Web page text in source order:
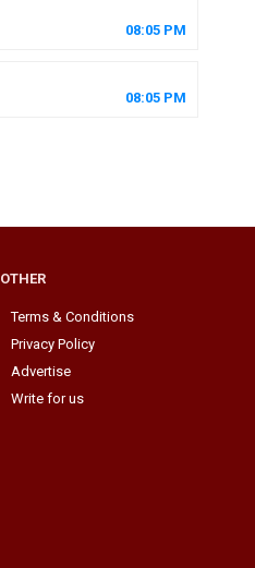
08:05PM
08:05PM
OTHER
Terms & Conditions
Privacy Policy
Advertise
Write for us